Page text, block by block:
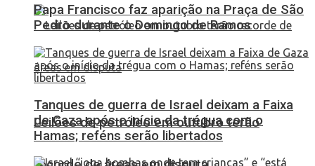
Leilões de petróleo em outubro terão
Papa Francisco faz aparição na Praça de São
Pedro durante o Domingo de Ramos
Tanques de guerra de Israel deixam a Faixa
de Gaza após o início da trégua com o
Hamas; reféns serão libertados